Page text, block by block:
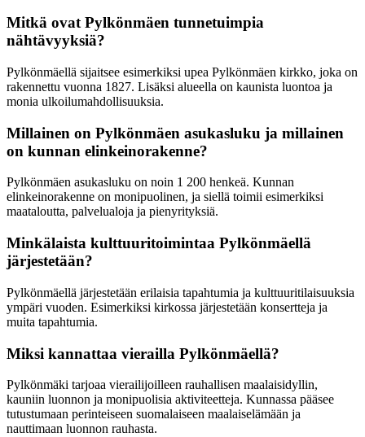
Mitkä ovat Pylkönmäen tunnetuimpia
nähtävyyksiä?
Pylkönmäellä sijaitsee esimerkiksi upea Pylkönmäen kirkko, joka on
rakennettu vuonna 1827. Lisäksi alueella on kaunista luontoa ja
monia ulkoilumahdollisuuksia.
Millainen on Pylkönmäen asukasluku ja millainen
on kunnan elinkeinorakenne?
Pylkönmäen asukasluku on noin 1 200 henkeä. Kunnan
elinkeinorakenne on monipuolinen, ja siellä toimii esimerkiksi
maataloutta, palvelualoja ja pienyrityksiä.
Minkälaista kulttuuritoimintaa Pylkönmäellä
järjestetään?
Pylkönmäellä järjestetään erilaisia tapahtumia ja kulttuuritilaisuuksia
ympäri vuoden. Esimerkiksi kirkossa järjestetään konsertteja ja
muita tapahtumia.
Miksi kannattaa vierailla Pylkönmäellä?
Pylkönmäki tarjoaa vierailijoilleen rauhallisen maalaisidyllin,
kauniin luonnon ja monipuolisia aktiviteetteja. Kunnassa pääsee
tutustumaan perinteiseen suomalaiseen maalaiselämään ja
nauttimaan luonnon rauhasta.